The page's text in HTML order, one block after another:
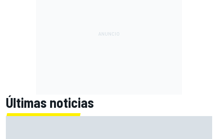
Últimas noticias